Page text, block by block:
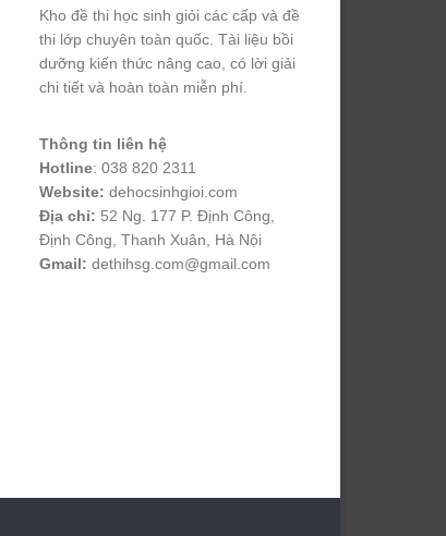
Kho đề thi học sinh giỏi các cấp và đề
thi lớp chuyên toàn quốc. Tài liệu bồi
dưỡng kiến thức nâng cao, có lời giải
chi tiết và hoàn toàn miễn phí.
Thông tin liên hệ
Hotline: 038 820 2311
Website: dehocsinhgioi.com
Địa chỉ: 52 Ng. 177 P. Định Công,
Định Công, Thanh Xuân, Hà Nội
Gmail: dethihsg.com@gmail.com